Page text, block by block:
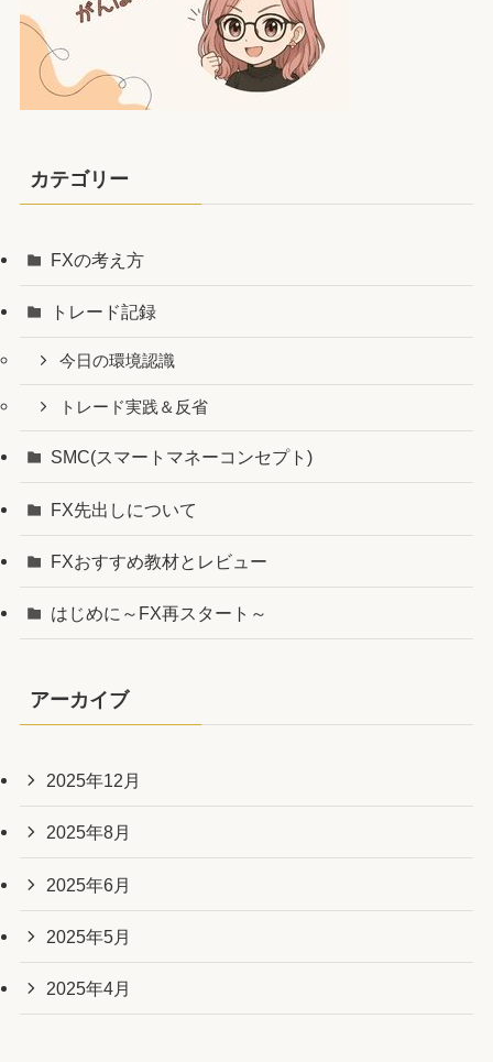
カテゴリー
FXの考え方
トレード記録
今日の環境認識
トレード実践＆反省
SMC(スマートマネーコンセプト)
FX先出しについて
FXおすすめ教材とレビュー
はじめに～FX再スタート～
アーカイブ
2025年12月
2025年8月
2025年6月
2025年5月
2025年4月